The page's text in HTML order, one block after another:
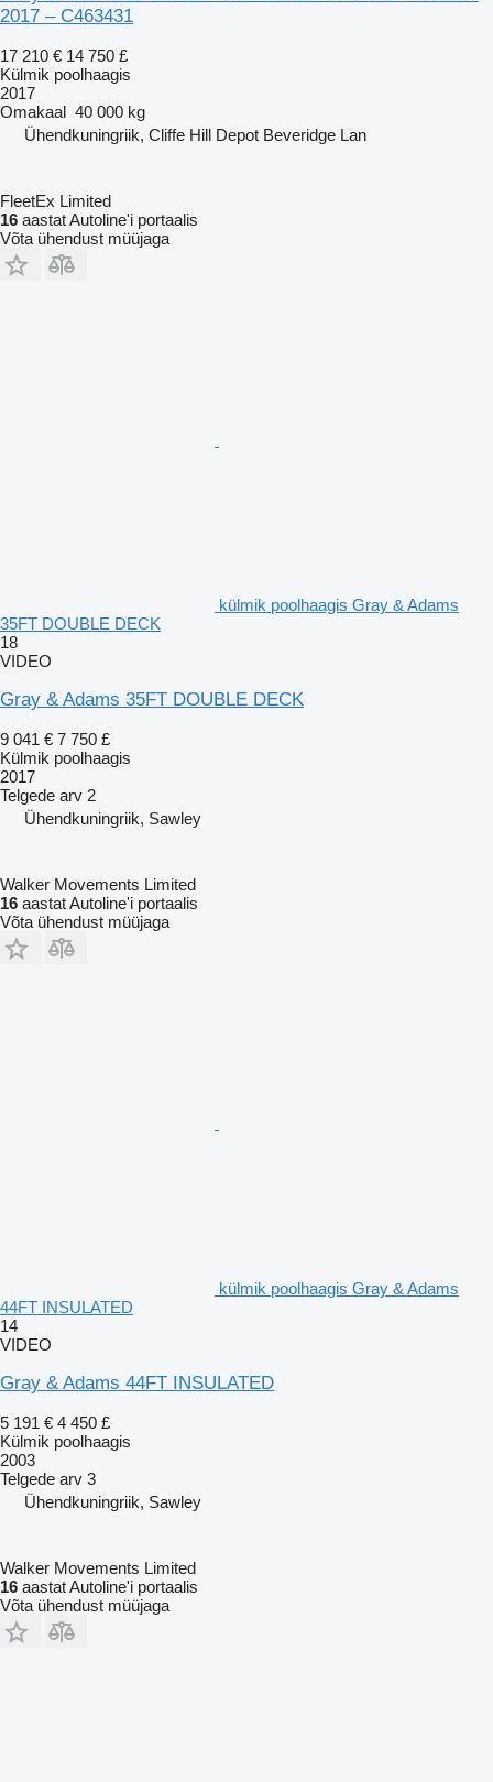
2017 – C463431
17 210 € 14 750 £
Külmik poolhaagis
2017
Omakaal 40 000 kg
Ühendkuningriik, Cliffe Hill Depot Beveridge Lan
FleetEx Limited
16 aastat Autoline'i portaalis
Võta ühendust müüjaga
külmik poolhaagis Gray & Adams
35FT DOUBLE DECK
18
VIDEO
Gray & Adams 35FT DOUBLE DECK
9 041 € 7 750 £
Külmik poolhaagis
2017
Telgede arv 2
Ühendkuningriik, Sawley
Walker Movements Limited
16 aastat Autoline'i portaalis
Võta ühendust müüjaga
külmik poolhaagis Gray & Adams
44FT INSULATED
14
VIDEO
Gray & Adams 44FT INSULATED
5 191 € 4 450 £
Külmik poolhaagis
2003
Telgede arv 3
Ühendkuningriik, Sawley
Walker Movements Limited
16 aastat Autoline'i portaalis
Võta ühendust müüjaga